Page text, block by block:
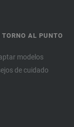
TORNO AL PUNTO
modelos
de cuidado